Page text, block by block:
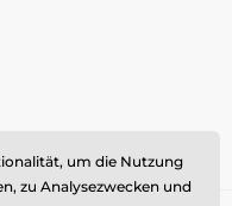
um die Nutzung
zu Analysezwecken und